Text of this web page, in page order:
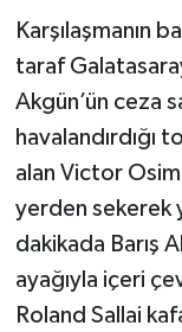
Karşılaşmanın
taraf
Akgün’ün ceza
havalandırdığı
alan Victor
yerden sekerek
dakikada Barış
ayağıyla içeri
Roland Sallai